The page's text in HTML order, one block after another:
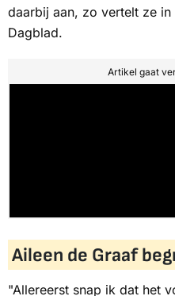
daarbij aan, zo vertelt ze
Dagblad.
Artikel gaat
Aileen de Graaf
"Allereerst snap ik dat het